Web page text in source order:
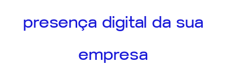
presença digital da sua
empresa